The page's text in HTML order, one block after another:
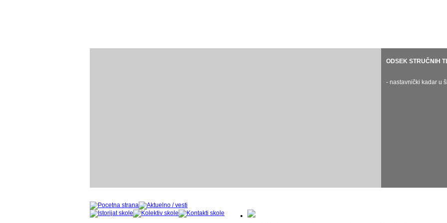
- nastavnički kadar u školskoj 2024/25.
ODSEK GITARE
ODSEK
- nastavnički
ODSEK STRUČNIH
- nastavnički kadar u